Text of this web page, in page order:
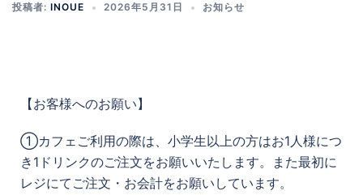
投稿者: INOUE 2026年5月31日 お知らせ
【お客様へのお願い】
①カフェご利用の際は、小学生以上の方はお1人様につ
き1ドリンクのご注文をお願いいたします。また最初に
レジにてご注文・お会計をお願いしています。